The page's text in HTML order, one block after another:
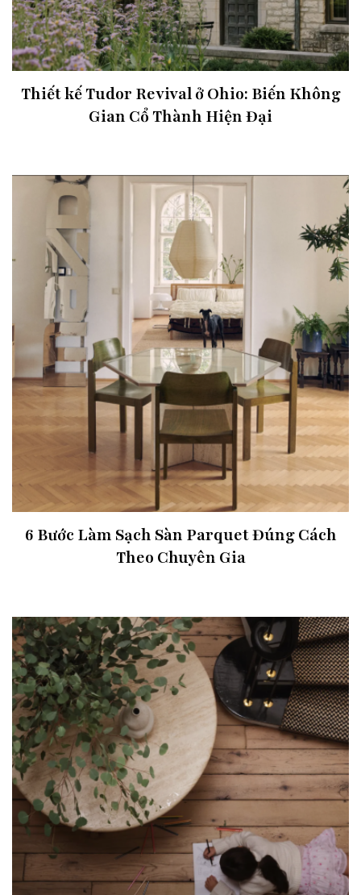
Thiết kế Tudor Revival ở Ohio: Biến Không
Gian Cổ Thành Hiện Đại
6 Bước Làm Sạch Sàn Parquet Đúng Cách
Theo Chuyên Gia